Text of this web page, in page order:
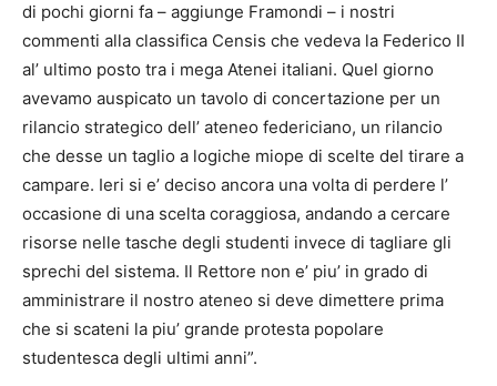
di pochi giorni fa – aggiunge Framondi – i nostri
commenti alla classifica Censis che vedeva la Federico II
al’ ultimo posto tra i mega Atenei italiani. Quel giorno
avevamo auspicato un tavolo di concertazione per un
rilancio strategico dell’ ateneo federiciano, un rilancio
che desse un taglio a logiche miope di scelte del tirare a
campare. Ieri si e’ deciso ancora una volta di perdere l’
occasione di una scelta coraggiosa, andando a cercare
risorse nelle tasche degli studenti invece di tagliare gli
sprechi del sistema. Il Rettore non e’ piu’ in grado di
amministrare il nostro ateneo si deve dimettere prima
che si scateni la piu’ grande protesta popolare
studentesca degli ultimi anni”.